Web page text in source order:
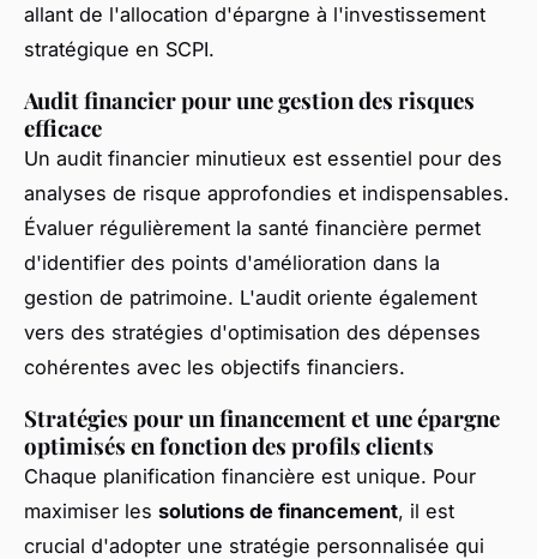
allant de l'allocation d'épargne à l'investissement
stratégique en SCPI.
Audit financier pour une gestion des risques
efficace
Un audit financier minutieux est essentiel pour des
analyses de risque approfondies et indispensables.
Évaluer régulièrement la santé financière permet
d'identifier des points d'amélioration dans la
gestion de patrimoine. L'audit oriente également
vers des stratégies d'optimisation des dépenses
cohérentes avec les objectifs financiers.
Stratégies pour un financement et une épargne
optimisés en fonction des profils clients
Chaque planification financière est unique. Pour
maximiser les solutions de financement, il est
crucial d'adopter une stratégie personnalisée qui